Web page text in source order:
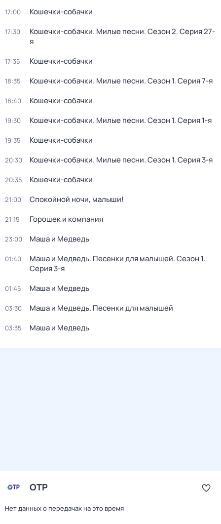
17:00 Кошечки-собачки
17:30 Кошечки-собачки. Милые песни. Сезон 2. Серия 27-
я
17:35 Кошечки-собачки
18:35 Кошечки-собачки. Милые песни. Сезон 1. Серия 7-я
18:40 Кошечки-собачки
19:30 Кошечки-собачки. Милые песни. Сезон 1. Серия 1-я
19:35 Кошечки-собачки
20:30 Кошечки-собачки. Милые песни. Сезон 1. Серия 3-я
20:35 Кошечки-собачки
21:00 Спокойной ночи, малыши!
21:15 Горошек и компания
23:00 Маша и Медведь
01:40 Маша и Медведь. Песенки для малышей. Сезон 1.
Серия 3-я
01:45 Маша и Медведь
03:30 Маша и Медведь. Песенки для малышей
03:35 Маша и Медведь
ОТР
Нет данных о передачах на это время